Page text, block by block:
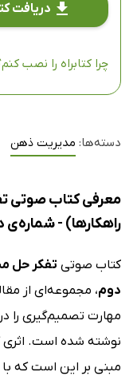
دریافت
چرا کتابراه را نصب
دسته‌ها: مدیریت ذهن
معرفی کتاب صوتی
راهکارها) - شماره‌ی
کتاب صوتی تفکر حل
دوم، مجموعه‌ای از
مهارت تصمیم‌گیری را
نوشته شده است. اثری
مبنی بر این است که با